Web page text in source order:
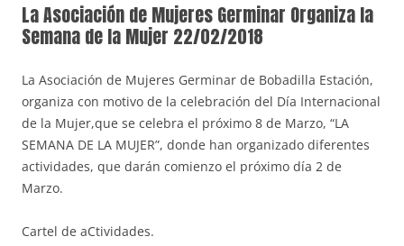
La Asociación de Mujeres Germinar Organiza la
Semana de la Mujer 22/02/2018
La Asociación de Mujeres Germinar de Bobadilla Estación,
organiza con motivo de la celebración del Día Internacional
de la Mujer,que se celebra el próximo 8 de Marzo, “LA
SEMANA DE LA MUJER”, donde han organizado diferentes
actividades, que darán comienzo el próximo día 2 de
Marzo.
Cartel de aCtividades.